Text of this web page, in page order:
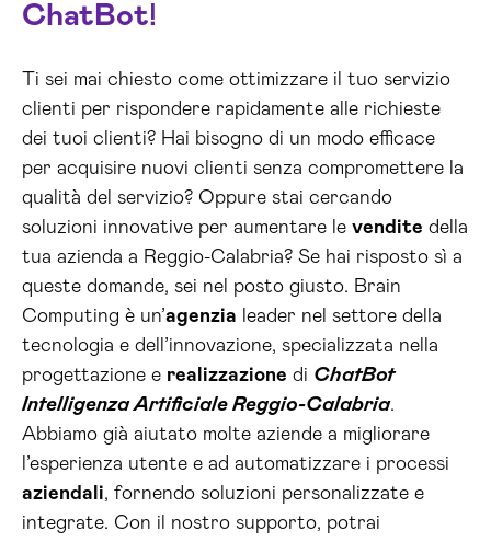
ChatBot!
Ti sei mai chiesto come ottimizzare il tuo servizio
clienti per rispondere rapidamente alle richieste
dei tuoi clienti? Hai bisogno di un modo efficace
per acquisire nuovi clienti senza compromettere la
qualità del servizio? Oppure stai cercando
soluzioni innovative per aumentare le vendite della
tua azienda a Reggio-Calabria? Se hai risposto sì a
queste domande, sei nel posto giusto. Brain
Computing è un’agenzia leader nel settore della
tecnologia e dell’innovazione, specializzata nella
progettazione e realizzazione di ChatBot
Intelligenza Artificiale Reggio-Calabria.
Abbiamo già aiutato molte aziende a migliorare
l’esperienza utente e ad automatizzare i processi
aziendali, fornendo soluzioni personalizzate e
integrate. Con il nostro supporto, potrai